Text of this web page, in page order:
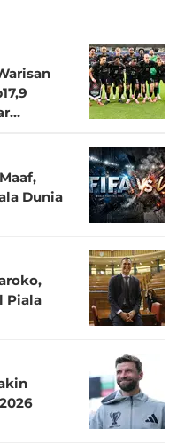
Dunia
Piala